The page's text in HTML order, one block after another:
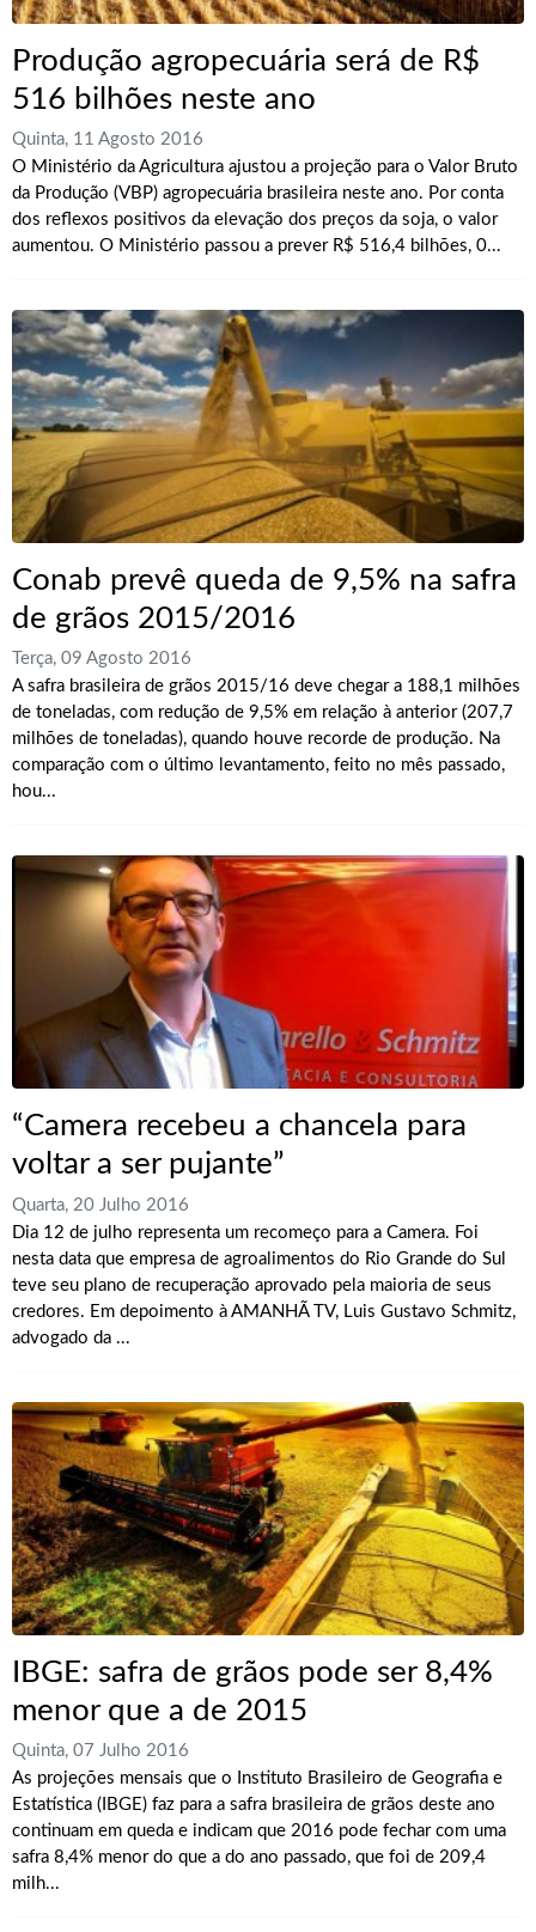
Produção agropecuária será de R$
516 bilhões neste ano
Quinta, 11 Agosto 2016
O Ministério da Agricultura ajustou a projeção para o Valor Bruto
da Produção (VBP) agropecuária brasileira neste ano. Por conta
dos reflexos positivos da elevação dos preços da soja, o valor
aumentou. O Ministério passou a prever R$ 516,4 bilhões, 0...
Conab prevê queda de 9,5% na safra
de grãos 2015/2016
Terça, 09 Agosto 2016
A safra brasileira de grãos 2015/16 deve chegar a 188,1 milhões
de toneladas, com redução de 9,5% em relação à anterior (207,7
milhões de toneladas), quando houve recorde de produção. Na
comparação com o último levantamento, feito no mês passado,
hou...
“Camera recebeu a chancela para
voltar a ser pujante”
Quarta, 20 Julho 2016
Dia 12 de julho representa um recomeço para a Camera. Foi
nesta data que empresa de agroalimentos do Rio Grande do Sul
teve seu plano de recuperação aprovado pela maioria de seus
credores. Em depoimento à AMANHÃ TV, Luis Gustavo Schmitz,
advogado da ...
IBGE: safra de grãos pode ser 8,4%
menor que a de 2015
Quinta, 07 Julho 2016
As projeções mensais que o Instituto Brasileiro de Geografia e
Estatística (IBGE) faz para a safra brasileira de grãos deste ano
continuam em queda e indicam que 2016 pode fechar com uma
safra 8,4% menor do que a do ano passado, que foi de 209,4
milh...